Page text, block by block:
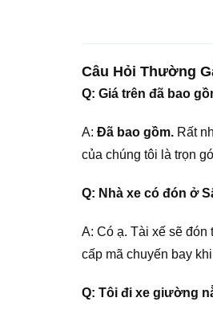
Câu Hỏi Thường
Q: Giá trên đã bao
A: Đã bao gồm. Rất
của chúng tôi là trọn
Q: Nhà xe có đón ở
A: Có ạ. Tài xế sẽ đón
cấp mã chuyến bay
Q: Tôi đi xe giường